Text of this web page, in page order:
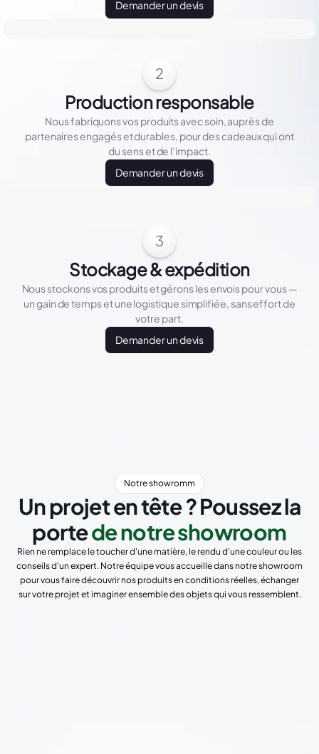
Demander un devis
2
Production responsable
Nous fabriquons vos produits avec soin, auprès de
partenaires engagés et durables, pour des cadeaux qui ont
du sens et de l’impact.
Demander un devis
3
Stockage & expédition
Nous stockons vos produits et gérons les envois pour vous —
un gain de temps et une logistique simplifiée, sans effort de
votre part.
Demander un devis
Notre showromm
Un projet en tête ? Poussez la
portede notre showroom
Rien ne remplace le toucher d'une matière, le rendu d'une couleur ou les
conseils d'un expert. Notre équipe vous accueille dans notre showroom
pour vous faire découvrir nos produits en conditions réelles, échanger
sur votre projet et imaginer ensemble des objets qui vous ressemblent.